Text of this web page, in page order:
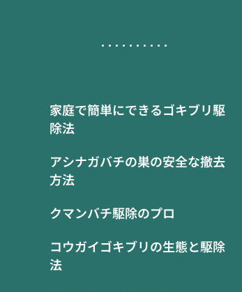
家庭で簡単にできるゴキブリ駆
除法
アシナガバチの巣の安全な撤去
方法
クマンバチ駆除のプロ
コウガイゴキブリの生態と駆除
法